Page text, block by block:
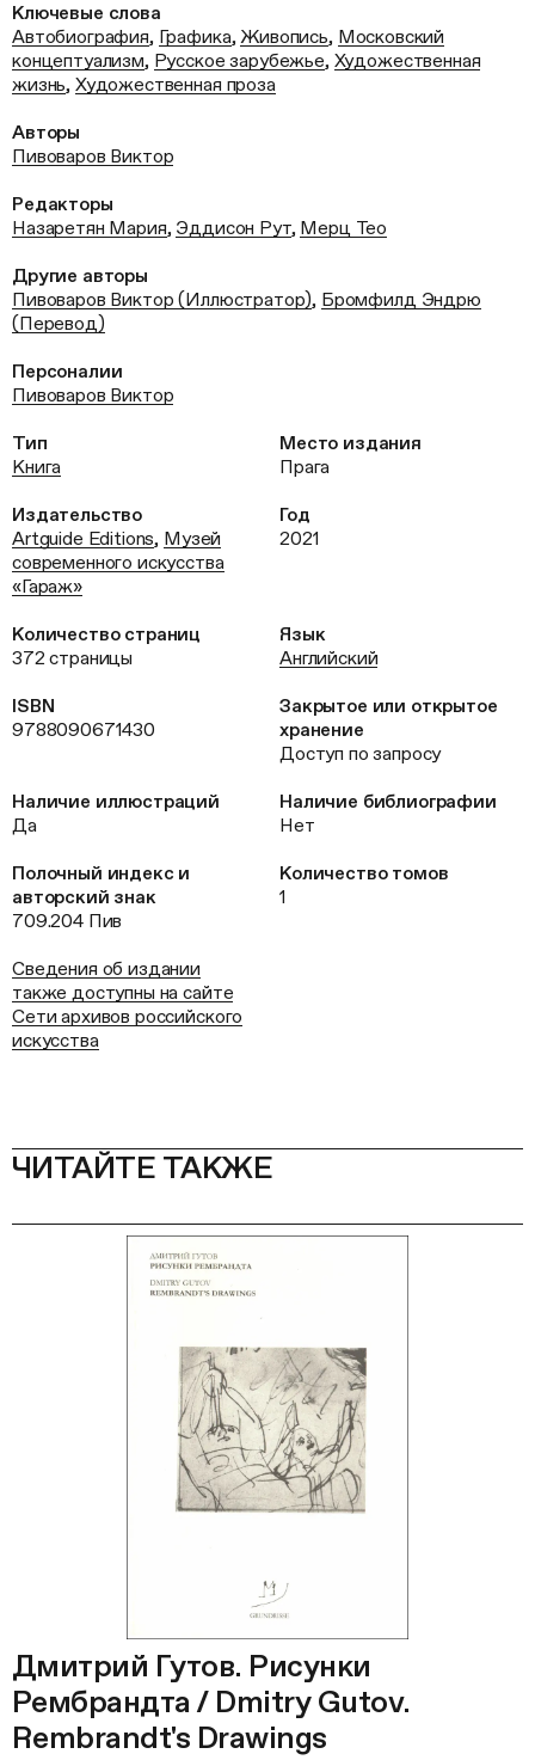
Ключевые слова
Автобиография, Графика,Живопись, Московский
концептуализм, Русское зарубежье, Художественная
жизнь, Художественная проза
Авторы
Пивоваров Виктор
Редакторы
Назаретян Мария, Эддисон Рут, Мерц Тео
Другие авторы
Пивоваров Виктор (Иллюстратор), Бромфилд Эндрю
(Перевод)
Персоналии
Пивоваров Виктор
Тип
Книга
Место издания
Прага
Издательство
Artguide Editions, Музей
современного искусства
«Гараж»
Год
2021
Количество страниц
372 страницы
Язык
Английский
ISBN
9788090671430
Закрытое или открытое
хранение
Доступ по запросу
Наличие иллюстраций
Да
Наличие библиографии
Нет
Полочный индекс и
авторский знак
709.204 Пив
Количество томов
1
Сведения об издании
также доступны на сайте
Сети архивов российского
искусства
ЧИТАЙТЕ ТАКЖЕ
Дмитрий Гутов. Рисунки
Рембрандта / Dmitry Gutov.
Rembrandt's Drawings